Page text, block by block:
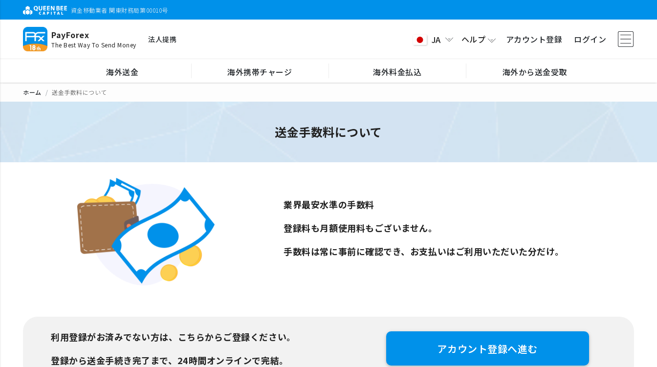
資金移動業者 関東財務局第00010号
PayForex
The Best Way To Send Money
法人提携 JA ヘルプ アカウント登録 ログイン
海外送金 海外携帯チャージ 海外料金払込 海外から送金受取
ホーム 送金手数料について
送金手数料について
業界最安水準の手数料
登録料も月額使用料もございません。
手数料は常に事前に確認でき、お支払いはご利用いただいた分だけ。
利用登録がお済みでない方は、こちらからご登録ください。
登録から送金手続き完了まで、24時間オンラインで完結。
アカウント登録へ進む